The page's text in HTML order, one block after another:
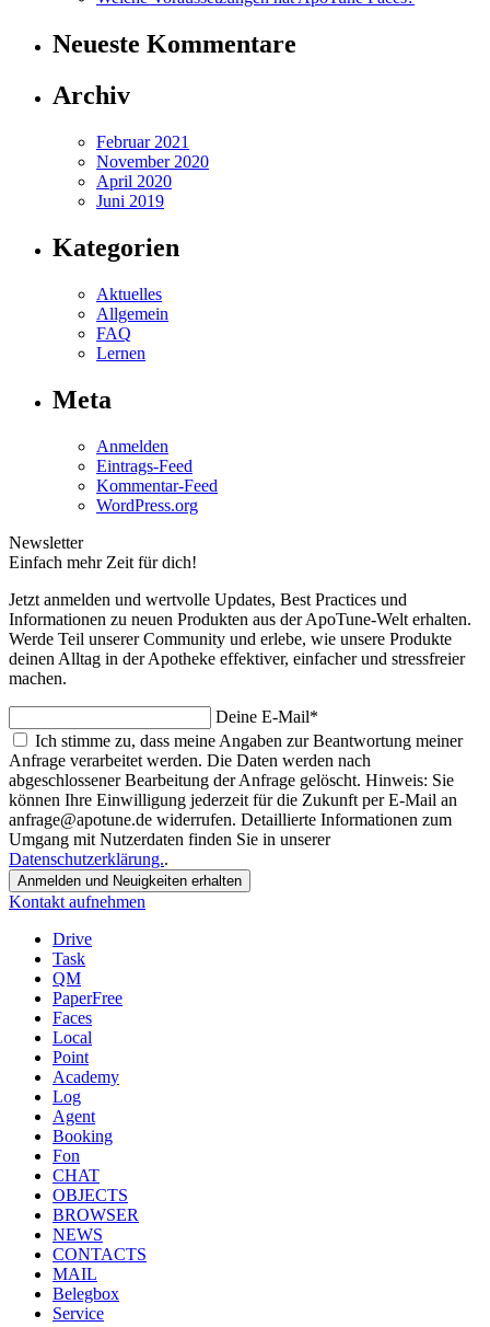
Neueste Kommentare
Archiv
Februar 2021
November 2020
April 2020
Juni 2019
Kategorien
Aktuelles
Allgemein
FAQ
Lernen
Meta
Anmelden
Eintrags-Feed
Kommentar-Feed
WordPress.org
Newsletter
Einfach mehr Zeit für dich!
Jetzt anmelden und wertvolle Updates, Best Practices und
Informationen zu neuen Produkten aus der ApoTune-Welt erhalten.
Werde Teil unserer Community und erlebe, wie unsere Produkte
deinen Alltag in der Apotheke effektiver, einfacher und stressfreier
machen.
Deine E-Mail*
Ich stimme zu, dass meine Angaben zur Beantwortung meiner
Anfrage verarbeitet werden. Die Daten werden nach
abgeschlossener Bearbeitung der Anfrage gelöscht. Hinweis: Sie
können Ihre Einwilligung jederzeit für die Zukunft per E-Mail an
anfrage@apotune.de widerrufen. Detaillierte Informationen zum
Umgang mit Nutzerdaten finden Sie in unserer
Datenschutzerklärung..
Anmelden und Neuigkeiten erhalten
Kontakt aufnehmen
Drive
Task
QM
PaperFree
Faces
Local
Point
Academy
Log
Agent
Booking
Fon
CHAT
OBJECTS
BROWSER
NEWS
CONTACTS
MAIL
Belegbox
Service